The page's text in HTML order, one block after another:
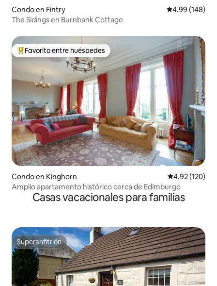
Condo en Fintry Calificación
4.99 (148)
The Sidings en Burnbank Cottage
Favorito entre huéspedes preferido
Favorito entre huéspedes
Condo en Kinghorn Calificación
4.92 (120)
Amplio apartamento histórico cerca de Edimburgo
Casas vacacionales para familias
Superanfitrión
Superanfitrión